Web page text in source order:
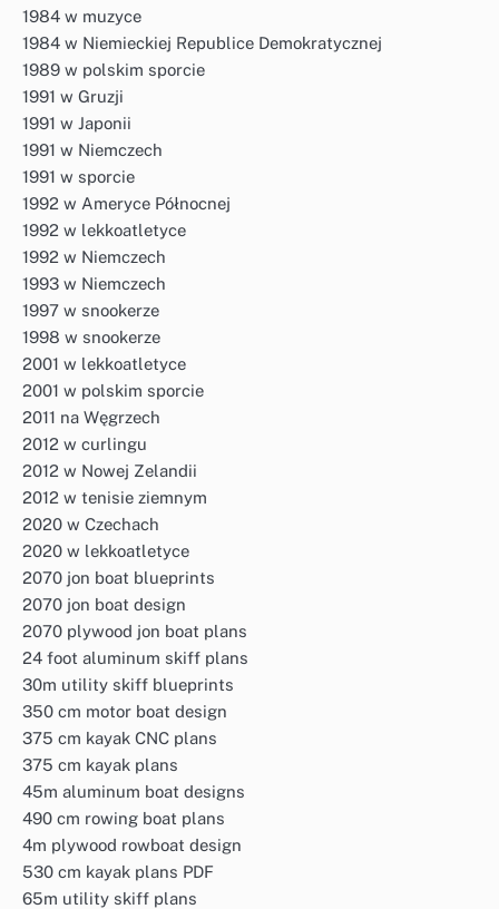
1984 w muzyce
1984 w Niemieckiej Republice Demokratycznej
1989 w polskim sporcie
1991 w Gruzji
1991 w Japonii
1991 w Niemczech
1991 w sporcie
1992 w Ameryce Północnej
1992 w lekkoatletyce
1992 w Niemczech
1993 w Niemczech
1997 w snookerze
1998 w snookerze
2001 w lekkoatletyce
2001 w polskim sporcie
2011 na Węgrzech
2012 w curlingu
2012 w Nowej Zelandii
2012 w tenisie ziemnym
2020 w Czechach
2020 w lekkoatletyce
2070 jon boat blueprints
2070 jon boat design
2070 plywood jon boat plans
24 foot aluminum skiff plans
30m utility skiff blueprints
350 cm motor boat design
375 cm kayak CNC plans
375 cm kayak plans
45m aluminum boat designs
490 cm rowing boat plans
4m plywood rowboat design
530 cm kayak plans PDF
65m utility skiff plans